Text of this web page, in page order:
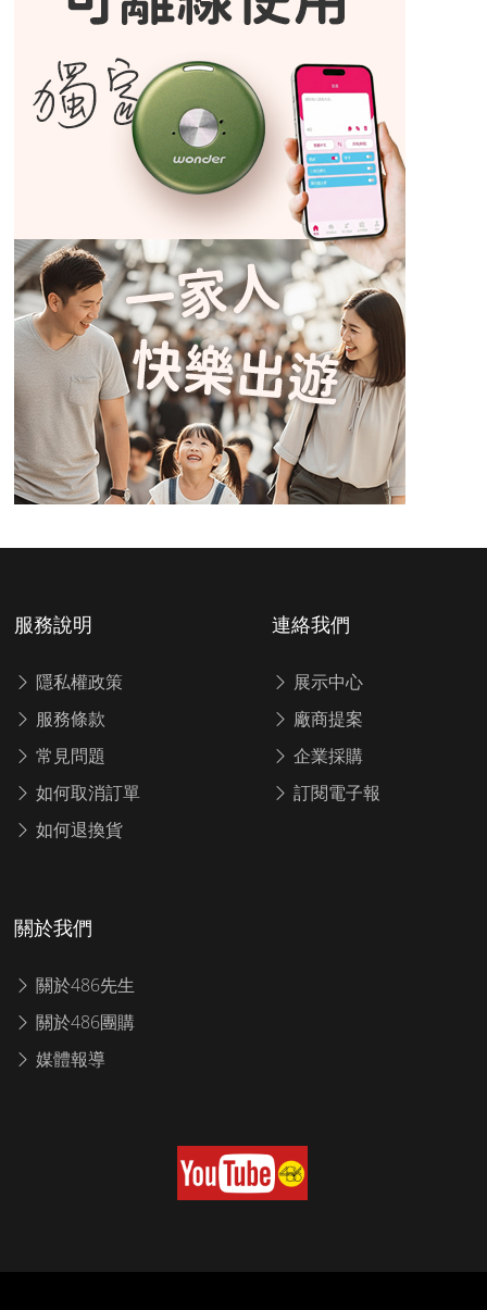
服務說明
隱私權政策
服務條款
常見問題
如何取消訂單
如何退換貨
連絡我們
展示中心
廠商提案
企業採購
訂閱電子報
關於我們
關於486先生
關於486團購
媒體報導